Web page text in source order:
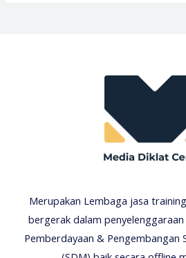
Merupakan Lembaga jasa
bergerak dalam
Pemberdayaan & Pengembangan